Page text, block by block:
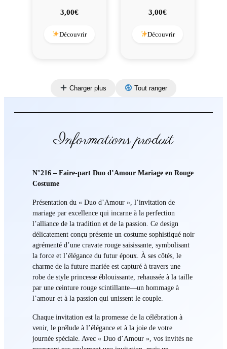
3,00€
Découvrir
3,00€
Découvrir
Charger plus Tout ranger
Informations produit
N°216 – Faire-part Duo d’Amour Mariage en Rouge
Costume
Présentation du « Duo d’Amour », l’invitation de
mariage par excellence qui incarne à la perfection
l’alliance de la tradition et de la passion. Ce design
délicatement conçu présente un costume sophistiqué noir
agrémenté d’une cravate rouge saisissante, symbolisant
la force et l’élégance du futur époux. À ses côtés, le
charme de la future mariée est capturé à travers une
robe de style princesse éblouissante, rehaussée à la taille
par une ceinture rouge scintillante—un hommage à
l’amour et à la passion qui unissent le couple.
Chaque invitation est la promesse de la célébration à
venir, le prélude à l’élégance et à la joie de votre
journée spéciale. Avec « Duo d’Amour », vos invités ne